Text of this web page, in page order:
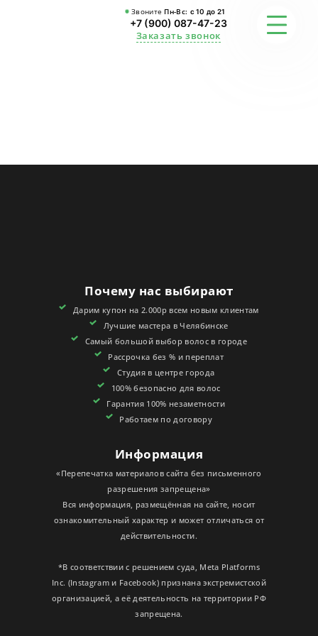
Звоните Пн-Вс: с 10 до 21
+7 (900) 087-47-23
Заказать звонок
КОНТАКТЫ
СЕРТИФИКАТЫ
Почему нас выбирают
Дарим купон на 2.000р всем новым клиентам
Лучшие мастера в Челябинске
Самый большой выбор волос в городе
Рассрочка без % и переплат
Студия в центре города
100% безопасно для волос
Гарантия 100% незаметности
Работаем по договору
Информация
«Перепечатка материалов сайта без письменного
разрешения запрещена»
Вся информация, размещённая на сайте, носит
ознакомительный характер и может отличаться от
действительности.
*В соответствии с решением суда, Meta Platforms
Inc. (Instagram и Facebook) признана экстремистской
организацией, а её деятельность на территории РФ
запрещена.